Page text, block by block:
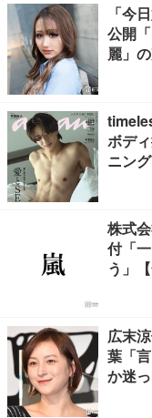
「今
公開
麗」
ボデ
ニン
株式
付「
う」
広末
葉「
か迷っ